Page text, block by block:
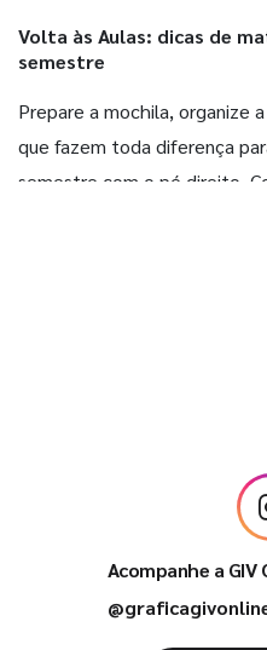
Volta às Aulas: dicas de
semestre
Prepare a mochila, organize
que fazem toda diferença
semestre com o pé direito.
Acompanhe a